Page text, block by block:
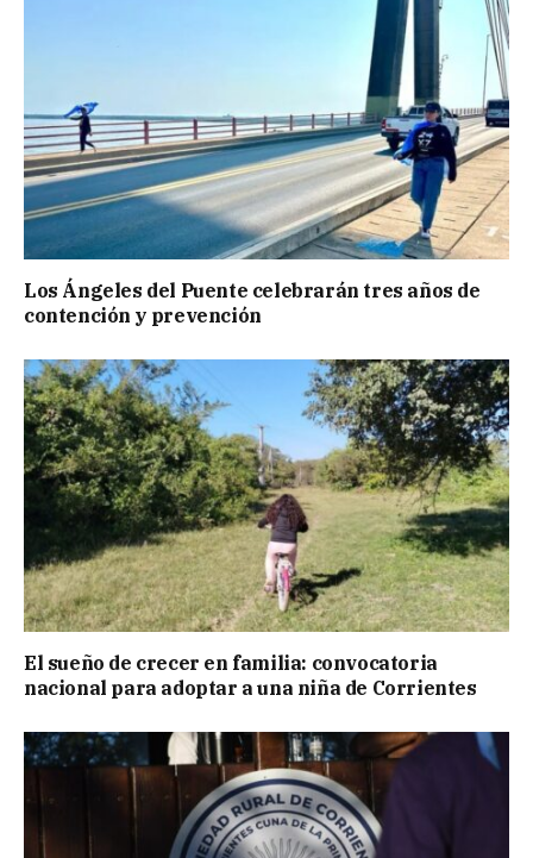
Los Ángeles del Puente celebrarán tres años de
contención y prevención
El sueño de crecer en familia: convocatoria
nacional para adoptar a una niña de Corrientes